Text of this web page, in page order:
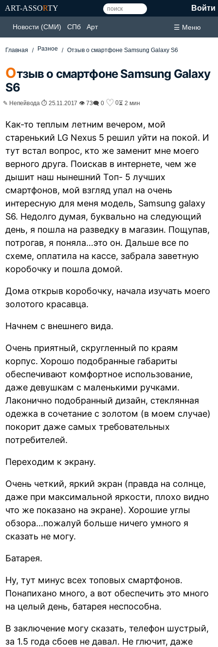
ART-ASSORTY Войти
Новости (СМИ) СПб Арт ☰ Меню
Главная Разное Отзыв о смартфоне Samsung Galaxy S6
Отзыв о смартфоне Samsung Galaxy
S6
✎ Непейвода ⏱ 25.11.2017 👁 73🗨 0 ♡ 0⏳ 2 мин
Как-то теплым летним вечером, мой
старенький LG Nexus 5 решил уйти на покой. И
тут встал вопрос, кто же заменит мне моего
верного друга. Поискав в интернете, чем же
дышит наш нынешний Топ- 5 лучших
смартфонов, мой взгляд упал на очень
интересную для меня модель, Samsung galaxy
S6. Недолго думая, буквально на следующий
день, я пошла на разведку в магазин. Пощупав,
потрогав, я поняла…это он. Дальше все по
схеме, оплатила на кассе, забрала заветную
коробочку и пошла домой.
Дома открыв коробочку, начала изучать моего
золотого красавца.
Начнем с внешнего вида.
Очень приятный, скругленный по краям
корпус. Хорошо подобранные габариты
обеспечивают комфортное использование,
даже девушкам с маленькими ручками.
Лаконично подобранный дизайн, стеклянная
одежка в сочетание с золотом (в моем случае)
покорит даже самых требовательных
потребителей.
Переходим к экрану.
Очень четкий, яркий экран (правда на солнце,
даже при максимальной яркости, плохо видно
что же показано на экране). Хорошие углы
обзора…пожалуй больше ничего умного я
сказать не могу.
Батарея.
Ну, тут минус всех топовых смартфонов.
Понапихано много, а вот обеспечить это много
на целый день, батарея неспособна.
В заключение могу сказать, телефон шустрый,
за 1.5 года сбоев не давал. Не глючит, даже